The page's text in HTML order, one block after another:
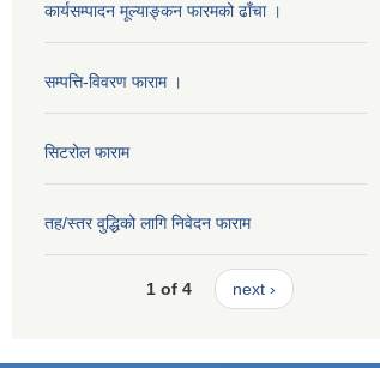
कार्यसम्पादन मूल्याङ्कन फारमको ढाँचा ।
सम्पत्ति-विवरण फाराम ।
सिटरोल फाराम
तह/स्तर वुद्धिको लागि निवेदन फाराम
1 of 4 next ›